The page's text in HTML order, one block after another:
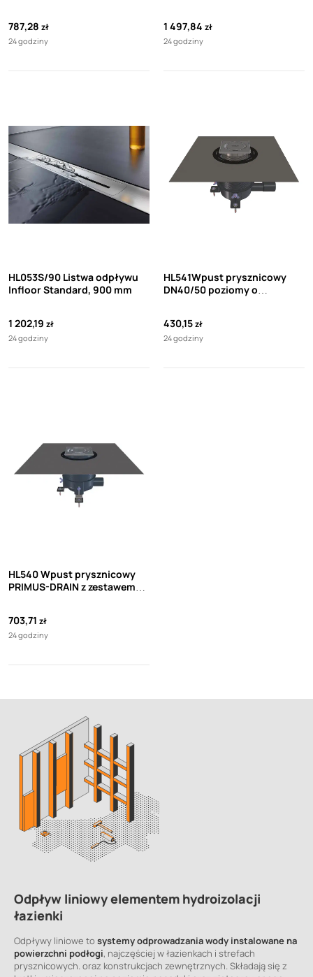
787,28 zł
24 godziny
1 497,84 zł
24 godziny
HL053S/90 Listwa odpływu
Infloor Standard, 900 mm
1 202,19 zł
24 godziny
HL541Wpust prysznicowy
DN40/50 poziomy o
430,15zł
24 godziny
HL540 Wpust prysznicowy
PRIMUS-DRAIN z zestawem
703,71 zł
24 godziny
Odpływ liniowy elementem hydroizolacji
łazienki
Odpływy liniowe to systemy odprowadzania wody instalowane na
powierzchni podłogi, najczęściej w łazienkach i strefach
prysznicowych. oraz konstrukcjach zewnętrznych. Składają się z